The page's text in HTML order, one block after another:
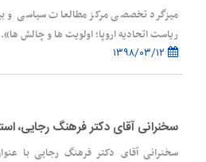
میزگرد تخصصی مرکز مطالعات سیاسی و
ریاست اتحادیه اروپا؛ اولویت ها و چالش
سخنرانی آقای دکتر فرهنگ رجایی،
سخنرانی آقای دکتر فرهنگ رجایی با